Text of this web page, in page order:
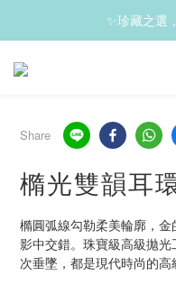
✨
✨珍藏之選
Share
橢光雙韻耳
橢圓弧線勾勒柔美輪廓，
影中交錯。珠寶級高級拋
次垂墜，都是現代時尚的高